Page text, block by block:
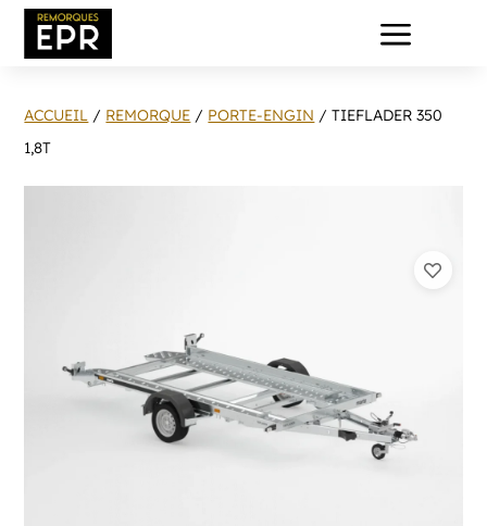
a
ACCUEIL / REMORQUE / PORTE-ENGIN / TIEFLADER 350
1,8T